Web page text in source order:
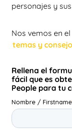
personajes y
Nos vemos en
temas y
Rellena el
fácil que es
People para tu